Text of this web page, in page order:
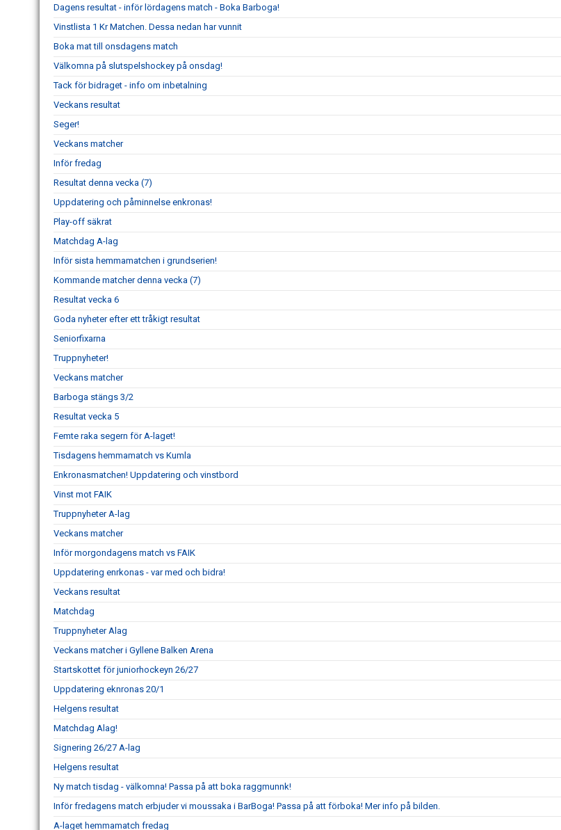
Dagens resultat - inför lördagens match - Boka Barboga!
Vinstlista 1 Kr Matchen. Dessa nedan har vunnit
Boka mat till onsdagens match
Välkomna på slutspelshockey på onsdag!
Tack för bidraget - info om inbetalning
Veckans resultat
Seger!
Veckans matcher
Inför fredag
Resultat denna vecka (7)
Uppdatering och påminnelse enkronas!
Play-off säkrat
Matchdag A-lag
Inför sista hemmamatchen i grundserien!
Kommande matcher denna vecka (7)
Resultat vecka 6
Goda nyheter efter ett tråkigt resultat
Seniorfixarna
Truppnyheter!
Veckans matcher
Barboga stängs 3/2
Resultat vecka 5
Femte raka segern för A-laget!
Tisdagens hemmamatch vs Kumla
Enkronasmatchen! Uppdatering och vinstbord
Vinst mot FAIK
Truppnyheter A-lag
Veckans matcher
Inför morgondagens match vs FAIK
Uppdatering enrkonas - var med och bidra!
Veckans resultat
Matchdag
Truppnyheter Alag
Veckans matcher i Gyllene Balken Arena
Startskottet för juniorhockeyn 26/27
Uppdatering eknronas 20/1
Helgens resultat
Matchdag Alag!
Signering 26/27 A-lag
Helgens resultat
Ny match tisdag - välkomna! Passa på att boka raggmunnk!
Inför fredagens match erbjuder vi moussaka i BarBoga! Passa på att förboka! Mer info på bilden.
A-laget hemmamatch fredag